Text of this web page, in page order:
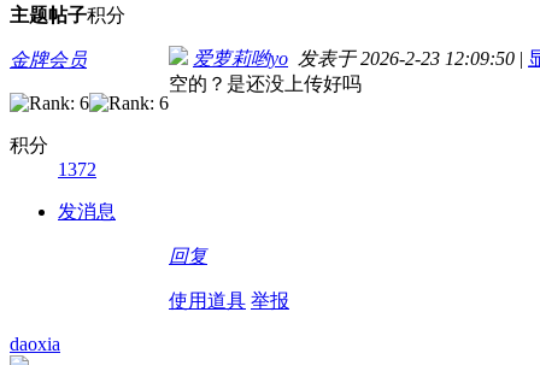
主题帖子积分
金牌会员
积分
1372
发消息
爱萝莉哟yo 发表于 2026-2-23 12:09:50 |
空的？是还没上传好吗
回复
使用道具 举报
daoxia